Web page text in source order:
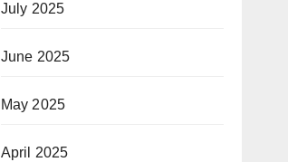
July 2025
June 2025
May 2025
April 2025